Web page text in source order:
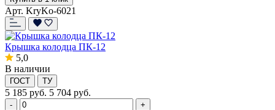
Арт. KryKo-6021
Крышка колодца ПК-12
5,0
В наличии
ГОСТ ТУ
5 185 руб. 5 704 руб.
-
+